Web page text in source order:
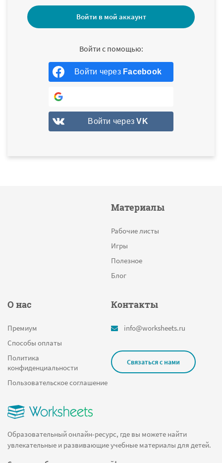
Войти через Facebook
Войти черезVK
Образовательный онлайн-ресурс, где вы можете найти
увлекательные и развивающие учебные материалы для детей.
Материалы
Рабочие листы
Игры
Полезное
Блог
О нас
Премиум
Способы оплаты
Политика
конфиденциальности
Пользовательское соглашение
Контакты
info@worksheets.ru
Связаться с нами